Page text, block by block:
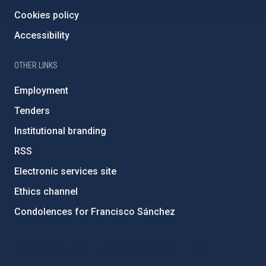
Cookies policy
Accessibility
OTHER LINKS
Employment
Tenders
Institutional branding
RSS
Electronic services site
Ethics channel
Condolences for Francisco Sánchez